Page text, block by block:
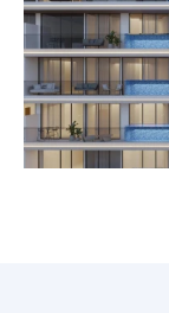
V SAMANA Ocean
zobudíte s
zdieľate
ktorá ponúka
Dubaji, si môžete